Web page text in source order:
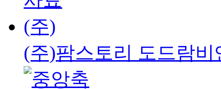
(주)팜스토리 도드람비